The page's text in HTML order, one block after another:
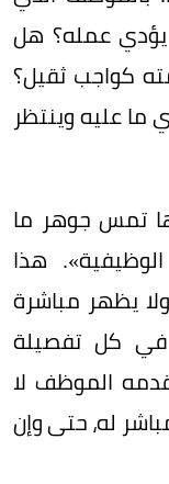
يؤدي عمله؟ هل
كواجب ثقيل؟
عليه وينتظر
تمس جوهر ما
هذا
يظهر مباشرة
في كل تفصيلة
الموظف لا
له، حتى وإن